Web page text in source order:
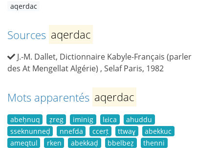
aqerdac
Sources aqerdac
J.-M. Dallet, Dictionnaire Kabyle-Français (parler
des At Mengellat Algérie) , Selaf Paris, 1982
Mots apparentés aqerdac
abeḥnuq ẓreg iminig lɛica
ahuddu
sseknunneḍ
nnefda ccerṭ ttwaɣ
abekkuc
ameqtul
rken abekkaḍ bbelbeẓ thenni